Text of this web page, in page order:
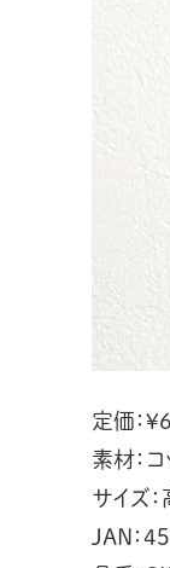
定価：
素材：
サイズ
JAN：